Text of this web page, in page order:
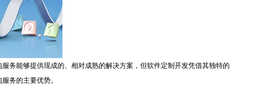
务能够提供现成的、相对成熟的解决方案，但软件定制开发凭借其独特的
务的主要优势。